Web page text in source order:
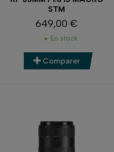
STM
Prix
649,00 €
En stock
Comparer